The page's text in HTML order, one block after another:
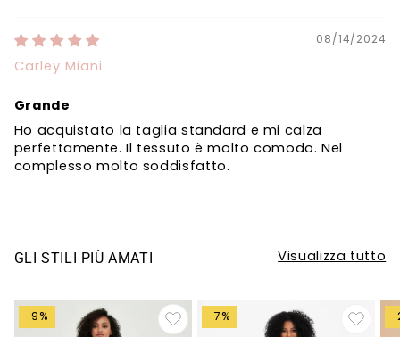
08/14/2024
Carley Miani
Grande
Ho acquistato la taglia standard e mi calza
perfettamente. Il tessuto è molto comodo. Nel
complesso molto soddisfatto.
GLI STILI PIÙ AMATI Visualizza tutto
-9% -7% -